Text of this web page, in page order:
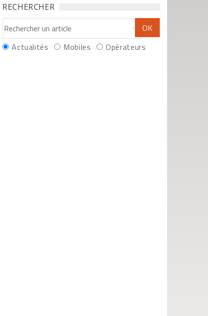
RECHERCHER
Actualités Mobiles Opérateurs